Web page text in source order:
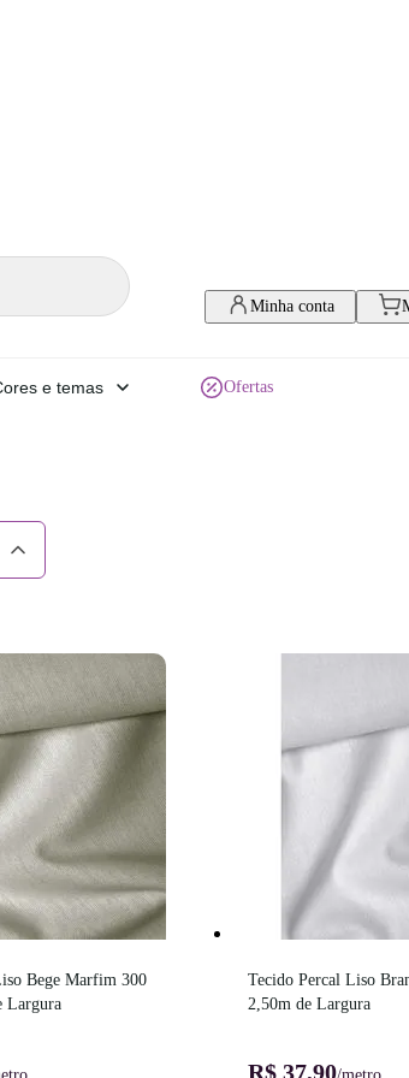
Minha conta
e temas Ofertas
Bege Marfim 300
Largura
Tecido Percal Liso
2,50m de Largura
R$ 37,90